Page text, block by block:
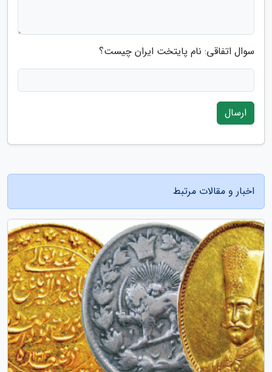
سوال اتفاقی: نام پایتخت ایران چیست؟
ارسال
اخبار و مقالات مرتبط